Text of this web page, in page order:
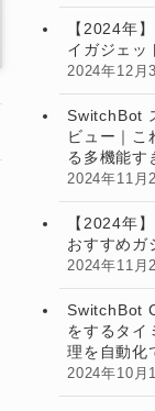
【2024年
イガジェッ
2024年12月
SwitchBot
ビュー｜こ
る多機能す
2024年11月
【2024年
おすすめガ
2024年11月
SwitchBot
をするタイ
理を自動化
2024年10月